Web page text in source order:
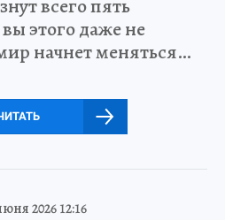
всего пять
этого даже не
начнет меняться…
2026 12:16